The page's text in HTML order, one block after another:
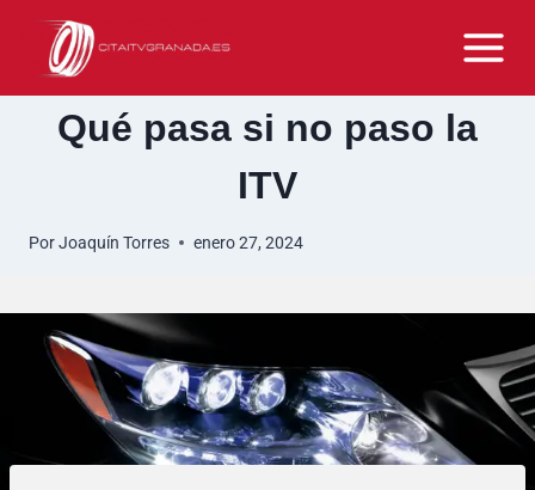
Saltar
contenido
Qué pasa si no paso la
ITV
PorJoaquín Torres enero 27, 2024